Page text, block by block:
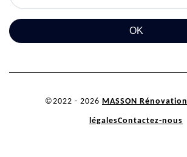
©2022 - 2026 MASSON Rénovation
légalesContactez-nous